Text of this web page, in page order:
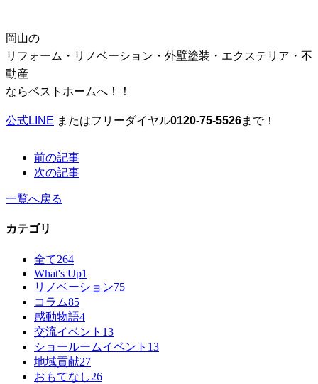
岡山の
リフォーム・リノベーション・ 外壁塗装・エクステリア・不
動産
ならベストホームへ！！
公式LINE またはフリーダイヤル0120-75-5526まで！
前の記事
次の記事
一覧へ戻る
カテゴリ
全て264
What's Up1
リノベーション75
コラム85
感動物語4
交流イベント 13
ショールームイベント 13
地域貢献27
おもてなし26